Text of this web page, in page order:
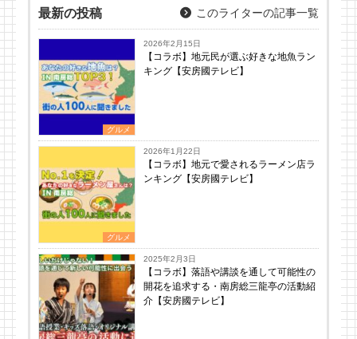
最新の投稿 このライターの記事一覧
グルメ
2026年2月15日
【コラボ】地元民が選ぶ好きな地魚ラン
キング【安房國テレビ】
グルメ
2026年1月22日
【コラボ】地元で愛されるラーメン店ラ
ンキング【安房國テレビ】
2025年2月3日
【コラボ】落語や講談を通して可能性の
開花を追求する・南房総三龍亭の活動紹
介【安房國テレビ】